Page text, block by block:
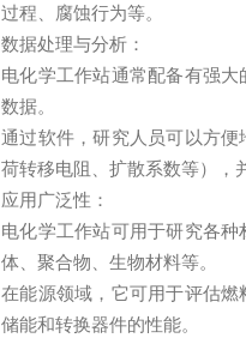
过程、腐蚀行为等。
数据处理与分析：
电化学工作站通常配备有强
数据。
通过软件，研究人员可以方
荷转移电阻、扩散系数等），
应用广泛性：
电化学工作站可用于研究各
体、聚合物、生物材料等。
在能源领域，它可用于评估
储能和转换器件的性能。